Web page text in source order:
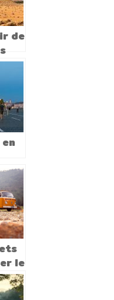
de
le